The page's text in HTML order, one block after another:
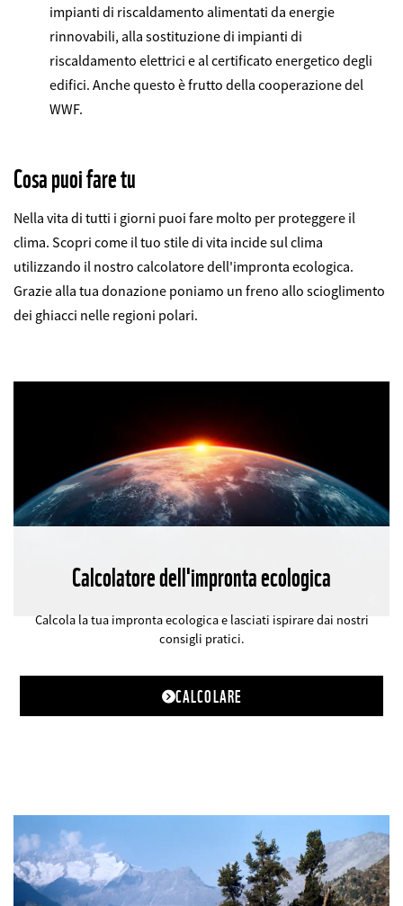
impianti di riscaldamento alimentati da energie
rinnovabili, alla sostituzione di impianti di
riscaldamento elettrici e al certificato energetico degli
edifici. Anche questo è frutto della cooperazione del
WWF.
Cosa puoi fare tu
Nella vita di tutti i giorni puoi fare molto per proteggere il
clima. Scopri come il tuo stile di vita incide sul clima
utilizzando il nostro calcolatore dell'impronta ecologica.
Grazie alla tua donazione poniamo un freno allo scioglimento
dei ghiacci nelle regioni polari.
Calcolatore dell'impronta ecologica
Calcola la tua impronta ecologica e lasciati ispirare dai nostri
consigli pratici.
CALCOLARE